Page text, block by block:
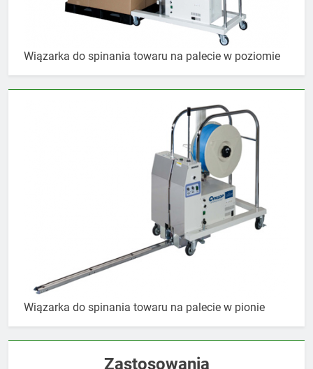
Wiązarka do spinania towaru na palecie w poziomie
Wiązarka do spinania towaru na palecie w pionie
Zastosowania